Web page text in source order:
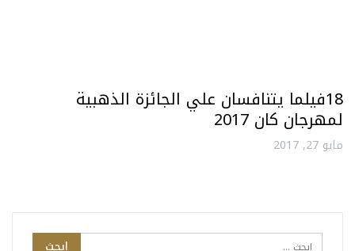
18فيلما يتنافسان علي الجائزة الذهبية
لمهرجان كان 2017
مايو 27, 2017